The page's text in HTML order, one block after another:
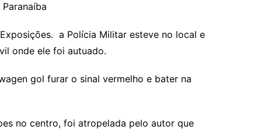
a Polícia Militar esteve no local e
onde ele foi autuado.
gol furar o sinal vermelho e bater na
no centro, foi atropelada pelo autor que